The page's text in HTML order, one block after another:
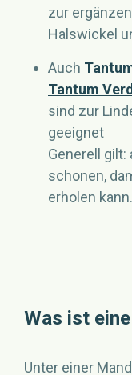
zur
Halswickel
Auch
Tantum
sind zur
geeignet
Generell
schonen,
erholen kann.
Was ist
Unter einer